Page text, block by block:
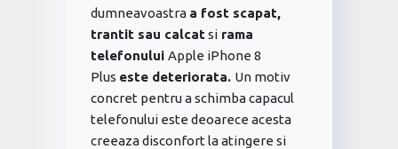
dumneavoastra a fost scapat,
trantit sau calcatsi rama
telefonului Apple iPhone 8
Plus este deteriorata. Un motiv
concret pentru a schimba capacul
telefonului este deoarece acesta
creeaza disconfort la atingere si